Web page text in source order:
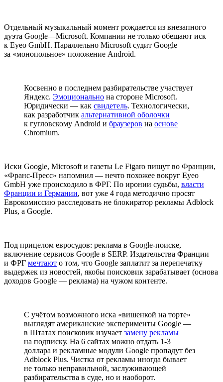
Отдельный музыкальный момент рождается из внезапного
дуэта Google—Microsoft. Компании не только обещают иск
к Eyeo GmbH. Параллельно Microsoft судит Google
за «монопольное» положение Android.
Косвенно в последнем разбирательстве участвует
Яндекс. Эмоционально на стороне Microsoft.
Юридически — как свидетель. Технологически,
как разработчик альтернативной оболочки
к гугловскому Android и браузеров на основе
Chromium.
Иски Google, Microsoft и газеты Le Figaro пишут во Франции,
«Франс-Пресс» напомнил — нечто похожее вокруг Eyeo
GmbH уже происходило в ФРГ. По иронии судьбы, власти
Франции и Германии, вот уже 4 года методично просят
Еврокомиссию расследовать не блокиратор рекламы Adblock
Plus, а Google.
Под прицелом евросудов: реклама в Google-поиске,
включение сервисов Google в SERP. Издательства Франции
и ФРГ мечтают о том, что Google заплатит за перепечатку
выдержек из новостей, якобы поисковик зарабатывает (основа
доходов Google — реклама) на чужом контенте.
С учётом возможного иска «вишенкой на торте»
выглядят американские эксперименты Google —
в Штатах поисковик изучает замену рекламы
на подписку. На 6 сайтах можно отдать 1-3
доллара и рекламные модули Google пропадут без
Adblock Plus. Чистка от рекламы иногда бывает
не только неправильной, заслуживающей
разбирательства в суде, но и наоборот.